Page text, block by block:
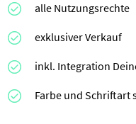
alle Nutzungsrechte
exklusiver Verkauf
inkl. Integration
Farbe und Schriftart